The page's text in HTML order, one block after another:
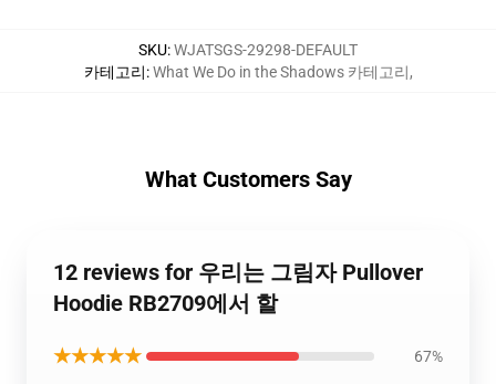
SKU:WJATSGS-29298-DEFAULT
카테고리:What We Do in the Shadows 카테고리,
What Customers Say
12 reviews for 우리는 그림자 Pullover
Hoodie RB2709에서 할
★★★★★ 67%